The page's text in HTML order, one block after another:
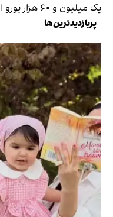
یک میلیون و ۶۰ هزار یورو اعلام شده است.
پربازدیدترین‌ها